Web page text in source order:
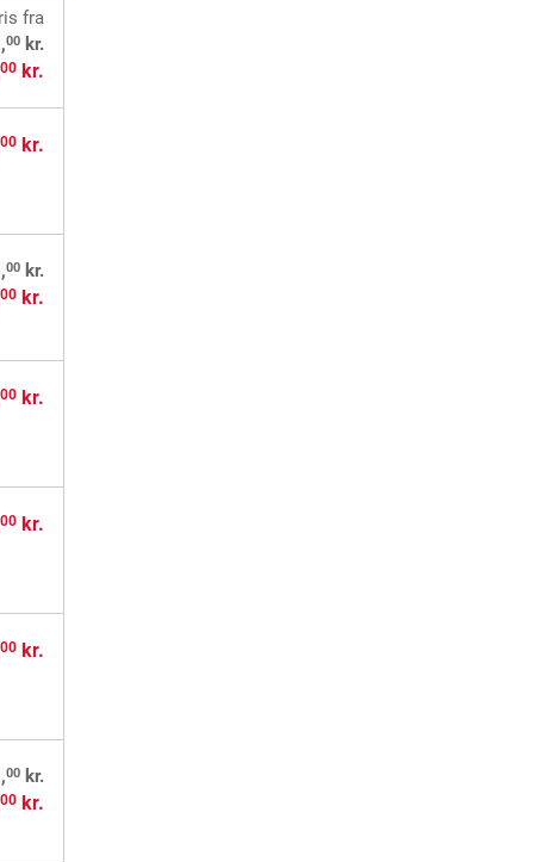
fra
00 kr.
00 kr.
00 kr.
00 kr.
00 kr.
00 kr.
00 kr.
00 kr.
00 kr.
00 kr.